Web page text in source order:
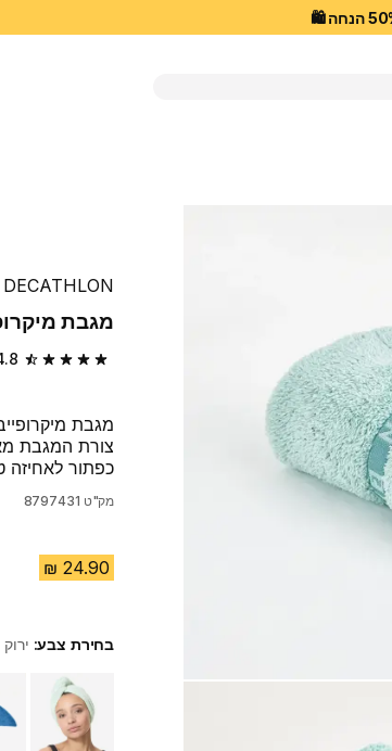
DECATHLON
מגבת
4.8 out of 5 stars from 12100 reviews
מגבת
צורת המגבת
כפתור
מק"ט 8797431
בחירת צבע: ירוק
a variant